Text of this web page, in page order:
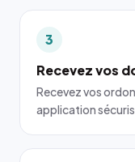
3
Recevez vos
Recevez vos
application